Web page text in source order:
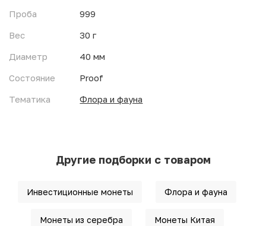
Проба
999
Вес
30 г
Диаметр
40 мм
Состояние
Proof
Тематика
Флора и фауна
Другие подборки с товаром
Инвестиционные монеты Флора и фауна
Монеты из серебра Монеты Китая